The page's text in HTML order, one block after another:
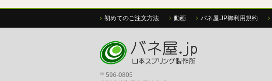
初めてのご注文方法 動画 バネ屋.JP御利用規約
〒596-0805